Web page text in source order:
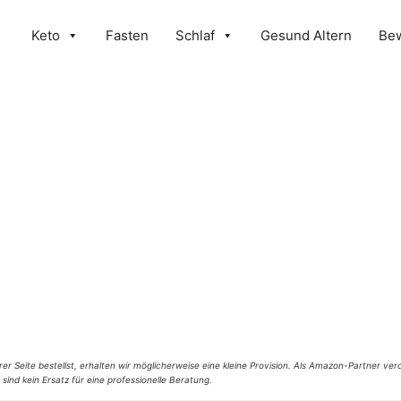
Keto Fasten Schlaf Gesund Altern
Seite bestellst, erhalten wir möglicherweise eine kleine Provision. Als Amazon-Partner
kein Ersatz für eine professionelle Beratung.